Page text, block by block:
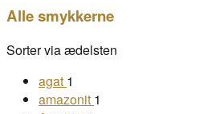
Alle smykkerne
Sorter via ædelsten
agat 1
amazonit 1